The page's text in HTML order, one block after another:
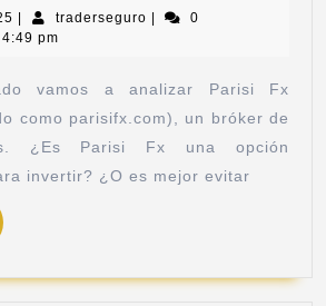
traderseguro
0
4:49 pm
vamos a analizar Parisi Fx
como parisifx.com), un bróker de
¿Es Parisi Fx una opción
invertir? ¿O es mejor evitar